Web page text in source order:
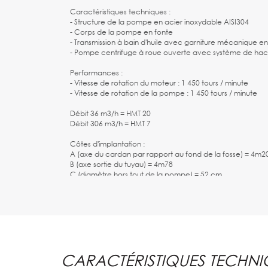
Caractéristiques techniques :
- Structure de la pompe en acier inoxydable AISI304
- Corps de la pompe en fonte
- Transmission à bain d'huile avec garniture mécanique
- Pompe centrifuge à roue ouverte avec système de
Performances :
- Vitesse de rotation du moteur : 1 450 tours / minute
- Vitesse de rotation de la pompe : 1 450 tours / minute
Débit 36 m3/h = HMT 20
Débit 306 m3/h = HMT 7
Côtes d'implantation :
A (axe du cardan par rapport au fond de la fosse) =
B (axe sortie du tuyau) = 4m78
C (diamètre hors tout de la pompe) = 52 cm
chargé, avec vanne de recylcage, avec motorisation
CARACTÉRISTIQUES